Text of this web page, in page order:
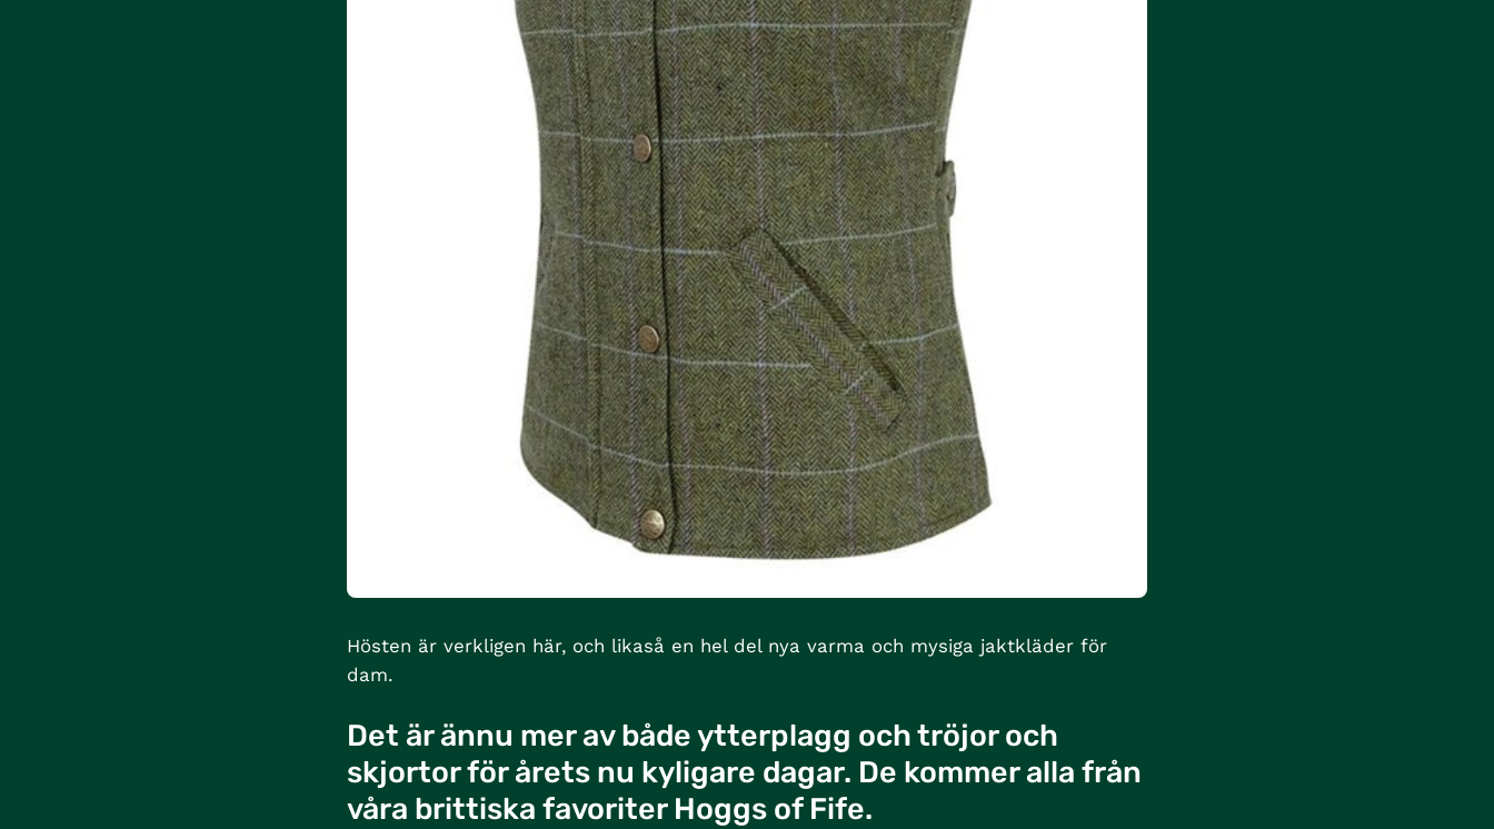
Hösten är verkligen här, och likaså en hel del nya varma och mysiga jaktkläder för
dam.
Det är ännu mer av både ytterplagg och tröjor och
skjortor för årets nu kyligare dagar. De kommer alla från
våra brittiska favoriter Hoggs of Fife.